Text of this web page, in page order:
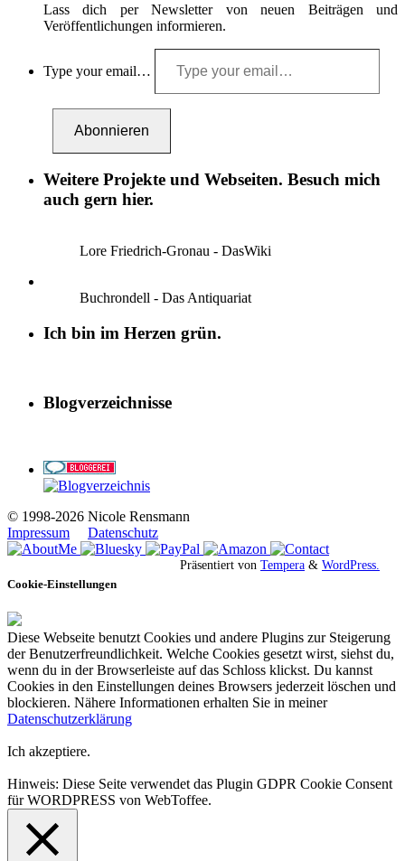
Lass dich per Newsletter von neuen Beiträgen und
Veröffentlichungen informieren.
Type your email…
Abonnieren
Weitere Projekte und Webseiten. Besuch mich
auch gern hier.
Lore Friedrich-Gronau - DasWiki
Buchrondell - Das Antiquariat
Ich bin im Herzen grün.
Blogverzeichnisse
© 1998-2026 Nicole Rensmann
Impressum
Datenschutz
Präsentiert von Tempera & WordPress.
Cookie-Einstellungen
Diese Webseite benutzt Cookies und andere Plugins zur Steigerung
der Benutzerfreundlichkeit. Welche Cookies gesetzt wirst, siehst du,
wenn du in der Browserleiste auf das Schloss klickst. Du kannst
Cookies in den Einstellungen deines Browsers jederzeit löschen und
blockieren. Nähere Informationen erhalten Sie in meiner
Datenschutzerklärung
Ich akzeptiere.
Hinweis: Diese Seite verwendet das Plugin GDPR Cookie Consent
für WORDPRESS von WebToffee.